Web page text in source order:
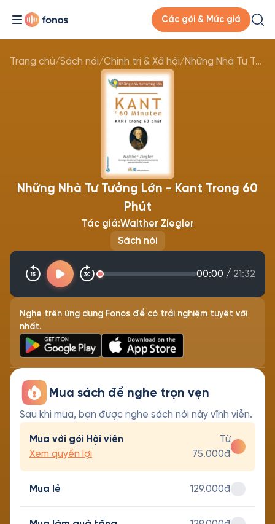
Các gói & Mức giá
Trang chủ/Sách nói/Chính trị & Xã hội/ Những Nhà Tư Tưởng Lớn - Kant Trong 60 Phút
Sách nói
Những Nhà Tư Tưởng Lớn - Kant Trong 60
Phút
Tác giả:Walther Ziegler
00:00 / 21:32
Nghe trên ứng dụng Fonos để có trải nghiệm tuyệt vời
nhất.
Mua sách để nghe trọn vẹn
Sau khi mua, bạn được nghe sách nói này vĩnh viễn.
Mua với gói Hội viên
Xem quyền lợi
Từ
75.000đ
Mua lẻ 129.000đ